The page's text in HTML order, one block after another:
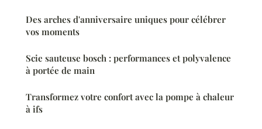
Des arches d'anniversaire uniques pour célébrer
vos moments
Scie sauteuse bosch : performances et polyvalence
à portée de main
Transformez votre confort avec la pompe à chaleur
à ifs